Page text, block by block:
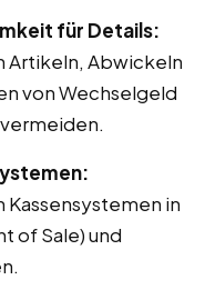
für Details:
Artikeln, Abwickeln
von Wechselgeld
in
of Sale) und